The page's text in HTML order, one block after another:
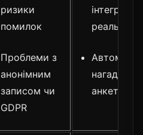
ризики
помилок
Проблеми з
анонімним
записом чи
GDPR
інтеграції
реальному
анкети